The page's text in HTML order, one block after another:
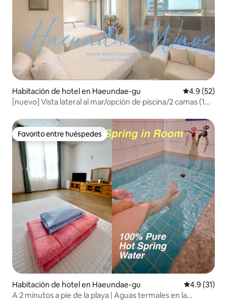
Habitación de hotel en Haeundae-gu Calificación
4.9 (52)
[nuevo] Vista lateral al mar/opción de piscina/2 camas (1
Haeundae/terraza/nuevo
Favorito entre huéspedes
Favorito entre huéspedes
Habitación de hotel en Haeundae-gu Calificación
4.9 (31)
A 2 minutos a pie de la playa | Aguas termales en la